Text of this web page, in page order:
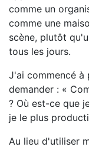
comme un
comme une
scène, plutôt
tous les jours.
J'ai commencé à
demander : «
? Où est-ce que
je le plus
Au lieu d'utiliser